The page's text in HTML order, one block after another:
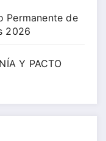
Permanente de
2026
Y PACTO